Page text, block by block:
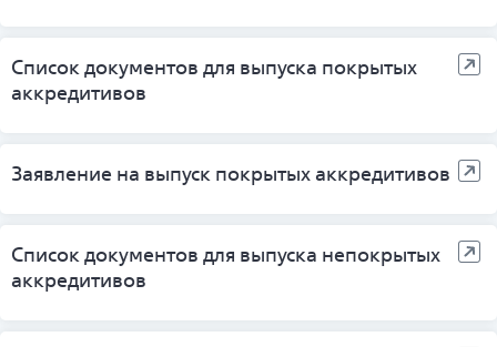
Список документов для выпуска покрытых
аккредитивов
Заявление на выпуск покрытых аккредитивов
Список документов для выпуска непокрытых
аккредитивов